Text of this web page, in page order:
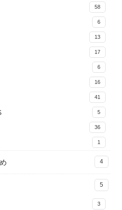
料】ブラウザでPDFに透か
字を追加できる「PDF透か
のアップデートが終
に画像（ロゴ）を貼ること
きる無料Webサービス「ピ
ゴPDFメーカー」を公開し
】PandasでSQLや
connect to the Docker
でDockerコマンドが効
ページの読み込みが終わ
での間ローディングを表示
onClick イベントで引数
す方法
のバージョンアップ手
Mac】
】CSVファイルの文字
カンマ区切りの配列に変換
サイドバー目次のカスタマ
】localforage でキ
存在を確認する方法
】Subprocessで別の
イルを実行！同期・非同期
58
6
13
17
6
16
41
5
36
1
4
5
3